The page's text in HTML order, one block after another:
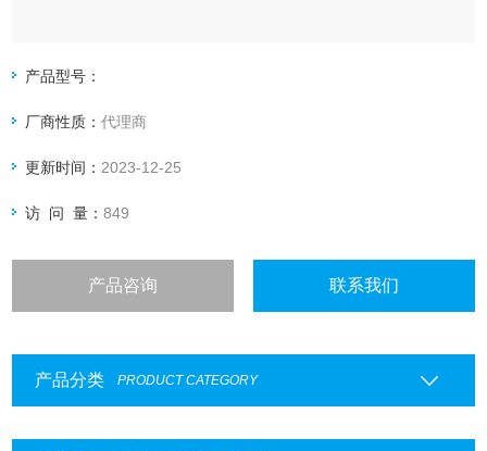
产品型号：
厂商性质：代理商
更新时间： 2023-12-25
访 问 量：849
产品咨询 联系我们
产品分类 PRODUCT CATEGORY